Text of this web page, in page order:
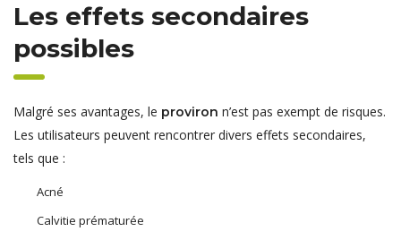
Les effets secondaires
possibles
Malgré ses avantages, le proviron n’est pas exempt de risques.
Les utilisateurs peuvent rencontrer divers effets secondaires,
tels que :
Acné
Calvitie prématurée